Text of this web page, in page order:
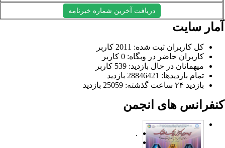
دریافت آخرین شماره خبرنامه
سایت
کل کاربران ثبت شده: 2011 کاربر
کاربران حاضر در وبگاه: 0 کاربر
میهمانان در حال بازدید: 539 کاربر
تمام بازدید‌ها: 28846421 بازدید
بازدید ۲۴ ساعت گذشته: 25059 بازدید
های انجمن
.